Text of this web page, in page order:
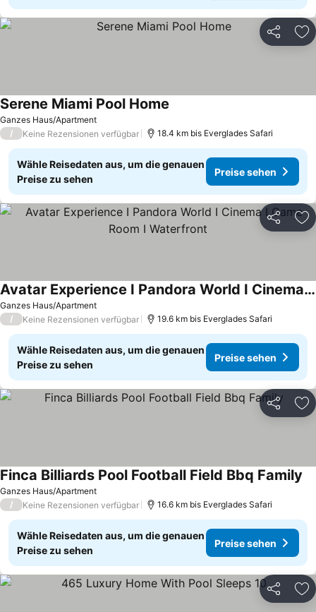
Teilen
Ganzes Haus/Apartment
Serene Miami Pool Home
/ Keine Rezensionen verfügbar 18.4 km bis Everglades Safari
Wähle Reisedaten aus, um die genauen
Preise zu sehen
Preise sehen
Teilen
Ganzes Haus/Apartment
Avatar Experience I Pandora World I Cinema I Game Room I Waterfront
/ Keine Rezensionen verfügbar 19.6 km bis Everglades Safari
Wähle Reisedaten aus, um die genauen
Preise zu sehen
Preise sehen
Teilen
Ganzes Haus/Apartment
Finca Billiards Pool Football Field Bbq Family
/ Keine Rezensionen verfügbar 16.6 km bis Everglades Safari
Wähle Reisedaten aus, um die genauen
Preise zu sehen
Preise sehen
Teilen